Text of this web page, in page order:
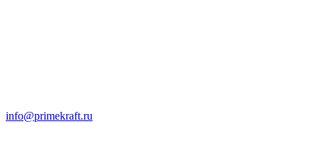
info@primekraft.ru